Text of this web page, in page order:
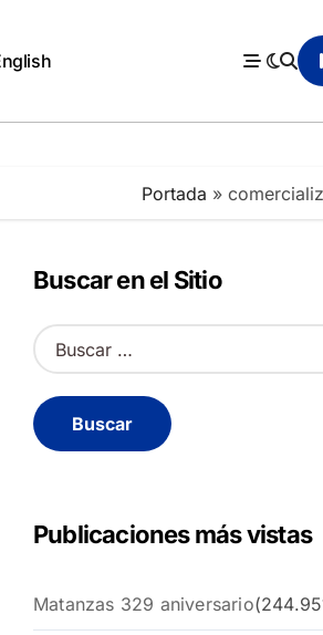
Portada »
Buscar en el Sitio
B
u
c
a
Publicaciones más vistas
Matanzas 329 aniversario